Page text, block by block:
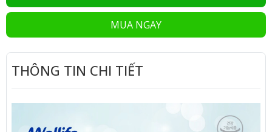
MUA NGAY
THÔNG TIN CHI TIẾT